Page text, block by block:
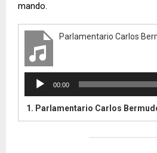
mando.
d
00:00
1. Parlamentario Carlos Bermudez; Pro e ley di inversion aunke su mes como parlamentario no tin un bista